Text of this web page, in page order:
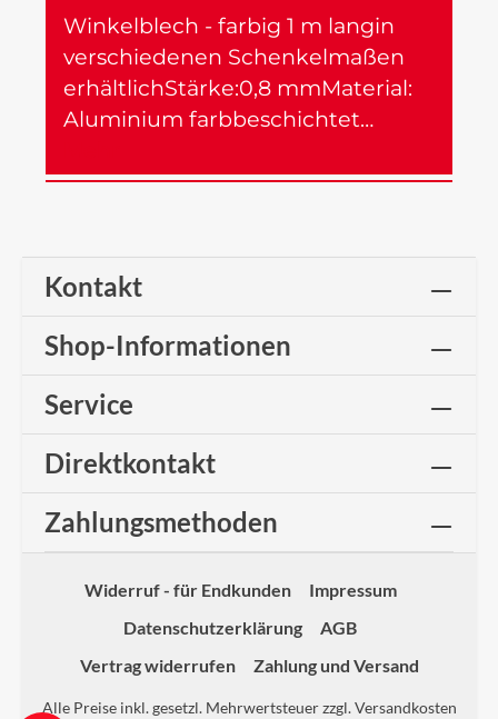
Winkelblech - farbig 1 m langin
verschiedenen Schenkelmaßen
erhältlichStärke:0,8 mmMaterial:
Aluminium farbbeschichtet…
Kontakt
Shop-Informationen
Service
Direktkontakt
Zahlungsmethoden
Widerruf - für Endkunden
Impressum
Datenschutzerklärung
AGB
Vertrag widerrufen
Zahlung und Versand
Alle Preise inkl. gesetzl. Mehrwertsteuer zzgl.Versandkosten